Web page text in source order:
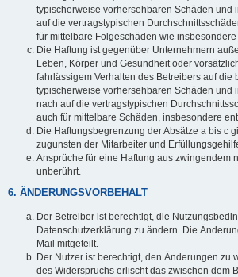
typischerweise vorhersehbaren Schäden und
auf die vertragstypischen
für mittelbare Folgeschäden wie
Die Haftung ist gegenüber Unternehmern
Leben, Körper und Gesundheit oder
fahrlässigem Verhalten des Betreibers auf die
typischerweise vorhersehbaren Schäden und
nach auf die vertragstypischen
auch für mittelbare Schäden, insbesondere
Die Haftungsbegrenzung der Absätze a bis c
zugunsten der Mitarbeiter und
Ansprüche für eine Haftung aus zwingendem
unberührt.
6. ÄNDERUNGSVORBEHALT
Der Betreiber ist berechtigt, die
Datenschutzerklärung zu ändern. Die
Mail mitgeteilt.
Der Nutzer ist berechtigt, den Änderungen zu
des Widerspruchs erlischt das zwischen dem